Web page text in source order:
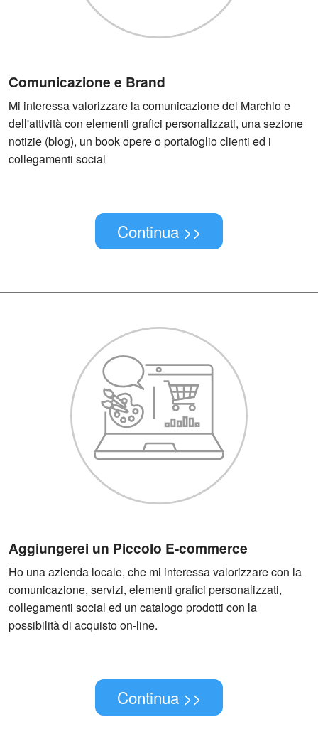
Comunicazione e Brand
Mi interessa valorizzare la comunicazione del Marchio e
dell'attività con elementi grafici personalizzati, una sezione
notizie (blog), un book opere o portafoglio clienti ed i
collegamenti social
Continua >>
Aggiungerei un Piccolo E-commerce
Ho una azienda locale, che mi interessa valorizzare con la
comunicazione, servizi, elementi grafici personalizzati,
collegamenti social ed un catalogo prodotti con la
possibilità di acquisto on-line.
Continua >>